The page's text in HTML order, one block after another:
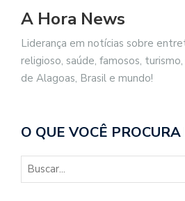
A Hora News
Liderança em notícias sobre
religioso, saúde, famosos,
de Alagoas, Brasil e mundo!
O QUE VOCÊ